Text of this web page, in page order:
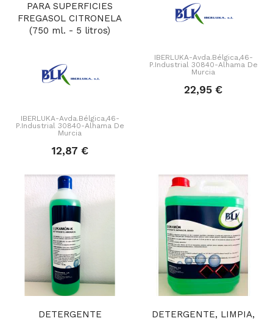
PARA SUPERFICIES
FREGASOL CITRONELA
(750 ml. - 5 litros)
IBERLUKA-Avda.Bélgica,46-
P.Industrial 30840-Alhama De
Murcia
12,87 €
IBERLUKA-Avda.Bélgica,46-
P.Industrial 30840-Alhama De
Murcia
22,95 €
DETERGENTE DETERGENTE, LIMPIA,